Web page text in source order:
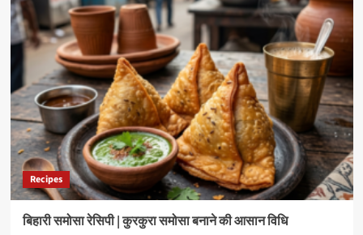
Recipes
बिहारी समोसा रेसिपी | कुरकुरा समोसा बनाने की आसान विधि